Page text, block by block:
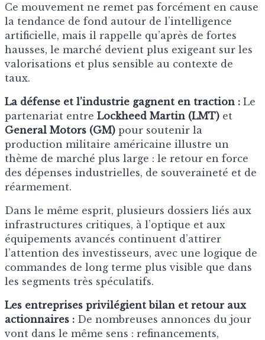
Ce mouvement ne remet pas forcément en cause
la tendance de fond autour de l’intelligence
artificielle, mais il rappelle qu’après de fortes
hausses, le marché devient plus exigeant sur les
valorisations et plus sensible au contexte de
taux.
La défense et l’industrie gagnent en traction : Le
partenariat entre Lockheed Martin (LMT) et
General Motors (GM) pour soutenir la
production militaire américaine illustre un
thème de marché plus large : le retour en force
des dépenses industrielles, de souveraineté et de
réarmement.
Dans le même esprit, plusieurs dossiers liés aux
infrastructures critiques, à l’optique et aux
équipements avancés continuent d’attirer
l’attention des investisseurs, avec une logique de
commandes de long terme plus visible que dans
les segments très spéculatifs.
Les entreprises privilégient bilan et retour aux
actionnaires : De nombreuses annonces du jour
vont dans le même sens : refinancements,